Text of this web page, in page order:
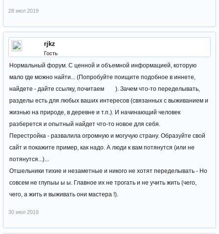
28 июл 2019
rjkz
Гость
Нормальный форум. С ценной и объемной информацией, которую
мало где можно найти... (Попробуйте поищите подобное в иннете,
найдете - дайте ссылку, почитаем
). Зачем что-то переделывать,
разделы есть для любых ваших интересов (связанных с выживанием и
жизнью на природе, в деревне и т.п.). И начинающий человек
разберется и опытный найдет что-то новое для себя.
Перестройка - развалила огромную и могучую страну. Образуйте свой
сайт и покажите пример, как надо. А люди к вам потянутся (или не
потянутся...)...
Отшельники тихие и незаметные и никого не хотят переделывать - Но
совсем не глупыы ы ы. Главное их не трогать и не учить жить (чего,
чего, а жить и выживать они мастера !).
30 июл 2019